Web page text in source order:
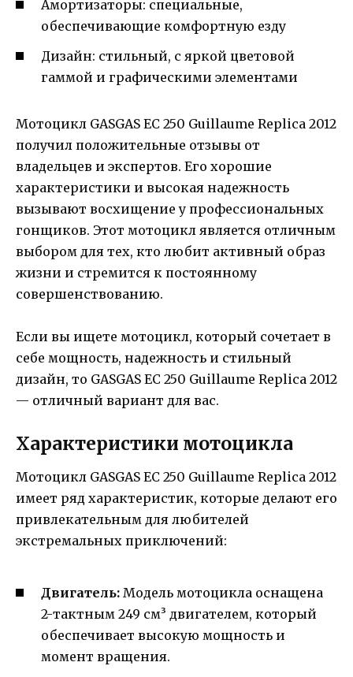
Амортизаторы: специальные,
обеспечивающие комфортную езду
Дизайн: стильный, с яркой цветовой
гаммой и графическими элементами
Мотоцикл GASGAS EC 250 Guillaume Replica 2012
получил положительные отзывы от
владельцев и экспертов. Его хорошие
характеристики и высокая надежность
вызывают восхищение у профессиональных
гонщиков. Этот мотоцикл является отличным
выбором для тех, кто любит активный образ
жизни и стремится к постоянному
совершенствованию.
Если вы ищете мотоцикл, который сочетает в
себе мощность, надежность и стильный
дизайн, то GASGAS EC 250 Guillaume Replica 2012
— отличный вариант для вас.
Характеристики мотоцикла
Мотоцикл GASGAS EC 250 Guillaume Replica 2012
имеет ряд характеристик, которые делают его
привлекательным для любителей
экстремальных приключений:
Двигатель: Модель мотоцикла оснащена
2-тактным 249 см³ двигателем, который
обеспечивает высокую мощность и
момент вращения.